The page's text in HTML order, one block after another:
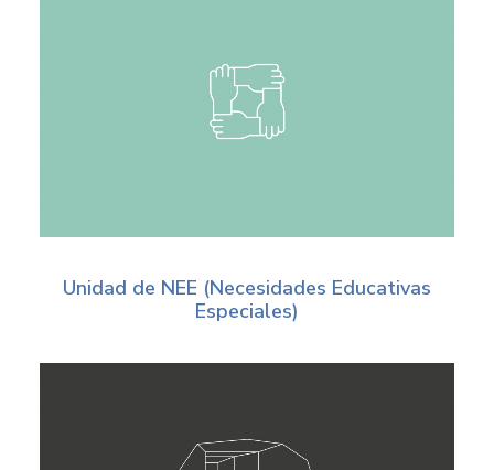
Unidad de NEE (Necesidades Educativas
Especiales)